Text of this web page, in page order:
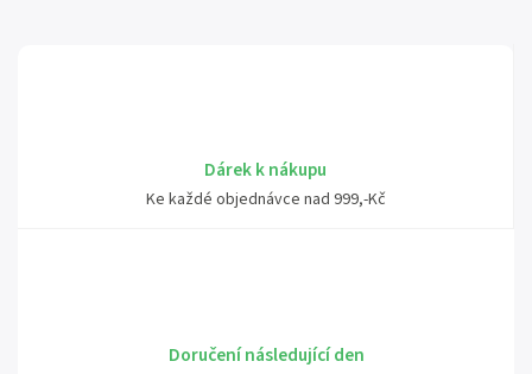
Dárek k nákupu
Ke každé objednávce nad 999,-Kč
Doručení následující den